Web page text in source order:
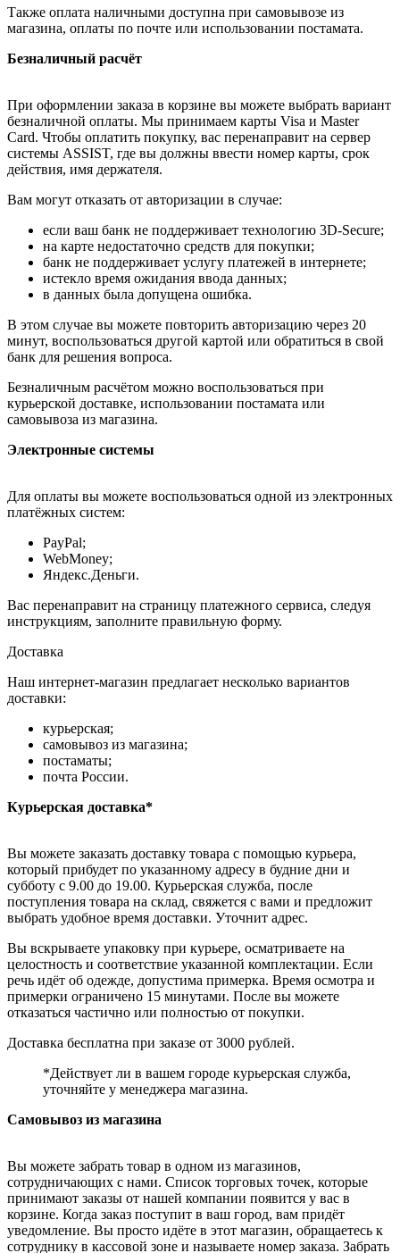
Также оплата наличными доступна при самовывозе из
магазина, оплаты по почте или использовании постамата.
Безналичный расчёт
При оформлении заказа в корзине вы можете выбрать вариант
безналичной оплаты. Мы принимаем карты Visa и Master
Card. Чтобы оплатить покупку, вас перенаправит на сервер
системы ASSIST, где вы должны ввести номер карты, срок
действия, имя держателя.
Вам могут отказать от авторизации в случае:
если ваш банк не поддерживает технологию 3D-Secure;
на карте недостаточно средств для покупки;
банк не поддерживает услугу платежей в интернете;
истекло время ожидания ввода данных;
в данных была допущена ошибка.
В этом случае вы можете повторить авторизацию через 20
минут, воспользоваться другой картой или обратиться в свой
банк для решения вопроса.
Безналичным расчётом можно воспользоваться при
курьерской доставке, использовании постамата или
самовывоза из магазина.
Электронные системы
Для оплаты вы можете воспользоваться одной из электронных
платёжных систем:
PayPal;
WebMoney;
Яндекс.Деньги.
Вас перенаправит на страницу платежного сервиса, следуя
инструкциям, заполните правильную форму.
Доставка
Наш интернет-магазин предлагает несколько вариантов
доставки:
курьерская;
самовывоз из магазина;
постаматы;
почта России.
Курьерская доставка*
Вы можете заказать доставку товара с помощью курьера,
который прибудет по указанному адресу в будние дни и
субботу с 9.00 до 19.00. Курьерская служба, после
поступления товара на склад, свяжется с вами и предложит
выбрать удобное время доставки. Уточнит адрес.
Вы вскрываете упаковку при курьере, осматриваете на
целостность и соответствие указанной комплектации. Если
речь идёт об одежде, допустима примерка. Время осмотра и
примерки ограничено 15 минутами. После вы можете
отказаться частично или полностью от покупки.
Доставка бесплатна при заказе от 3000 рублей.
*Действует ли в вашем городе курьерская служба,
уточняйте у менеджера магазина.
Самовывоз из магазина
Вы можете забрать товар в одном из магазинов,
сотрудничающих с нами. Список торговых точек, которые
принимают заказы от нашей компании появится у вас в
корзине. Когда заказ поступит в ваш город, вам придёт
уведомление. Вы просто идёте в этот магазин, обращаетесь к
сотруднику в кассовой зоне и называете номер заказа. Забрать